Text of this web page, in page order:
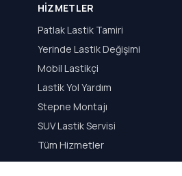
HIZMETLER
Patlak Lastik Tamiri
Yerinde Lastik Değişimi
Mobil Lastikçi
Lastik Yol Yardım
Stepne Montajı
SUV Lastik Servisi
Tüm Hizmetler